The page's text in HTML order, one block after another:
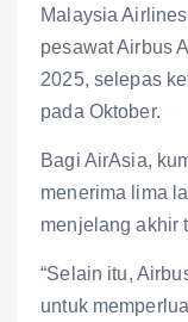
Malaysia
pesawat Airbus
2025, selepas
pada Oktober.
Bagi AirAsia,
menerima lima
menjelang akhir
“Selain itu,
untuk